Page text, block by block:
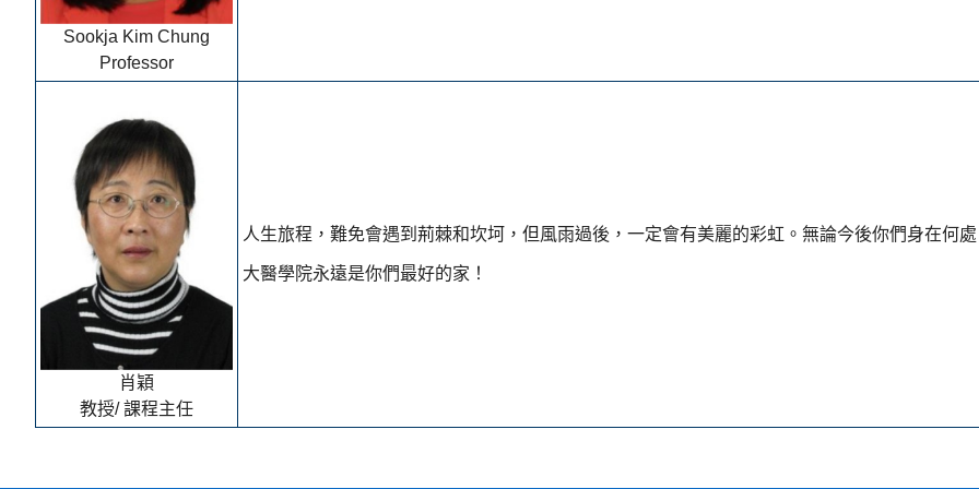
Sookja Kim Chung
Professor
肖穎
教授/ 課程主任
人生旅程，難免會遇到荊棘和坎坷，但風雨過後，一定會有美麗的彩虹。無論今後你們身在何
大醫學院永遠是你們最好的家！